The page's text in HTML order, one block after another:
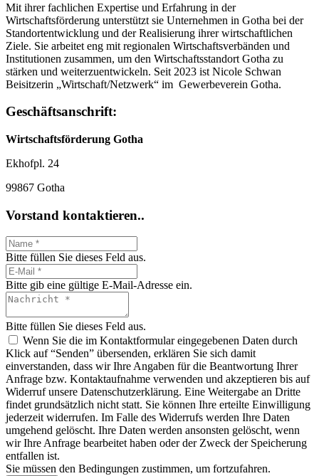
Mit ihrer fachlichen Expertise und Erfahrung in der
Wirtschaftsförderung unterstützt sie Unternehmen in Gotha bei der
Standortentwicklung und der Realisierung ihrer wirtschaftlichen
Ziele. Sie arbeitet eng mit regionalen Wirtschaftsverbänden und
Institutionen zusammen, um den Wirtschaftsstandort Gotha zu
stärken und weiterzuentwickeln. Seit 2023 ist Nicole Schwan
Beisitzerin „Wirtschaft/Netzwerk“ im Gewerbeverein Gotha.
Geschäftsanschrift:
Wirtschaftsförderung Gotha
Ekhofpl. 24
99867 Gotha
Vorstand kontaktieren..
Bitte füllen Sie dieses Feld aus.
Bitte gib eine gültige E-Mail-Adresse ein.
Bitte füllen Sie dieses Feld aus.
Wenn Sie die im Kontaktformular eingegebenen Daten durch
Klick auf “Senden” übersenden, erklären Sie sich damit
einverstanden, dass wir Ihre Angaben für die Beantwortung Ihrer
Anfrage bzw. Kontaktaufnahme verwenden und akzeptieren bis auf
Widerruf unsere Datenschutzerklärung. Eine Weitergabe an Dritte
findet grundsätzlich nicht statt. Sie können Ihre erteilte Einwilligung
jederzeit widerrufen. Im Falle des Widerrufs werden Ihre Daten
umgehend gelöscht. Ihre Daten werden ansonsten gelöscht, wenn
wir Ihre Anfrage bearbeitet haben oder der Zweck der Speicherung
entfallen ist.
Sie müssen den Bedingungen zustimmen, um fortzufahren.